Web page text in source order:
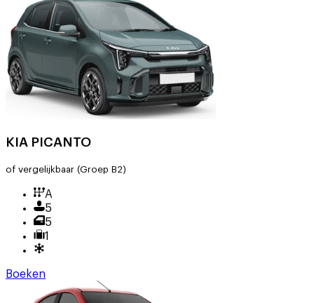
KIA PICANTO
of vergelijkbaar (Groep B2)
A
5
5
1
Boeken